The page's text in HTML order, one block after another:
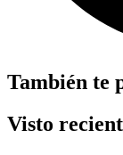
También te
Visto